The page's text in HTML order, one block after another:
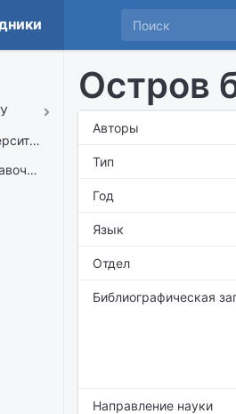
Остров
Авторы
Тип
Год
Язык
Отдел
Библиографическая
Направление науки